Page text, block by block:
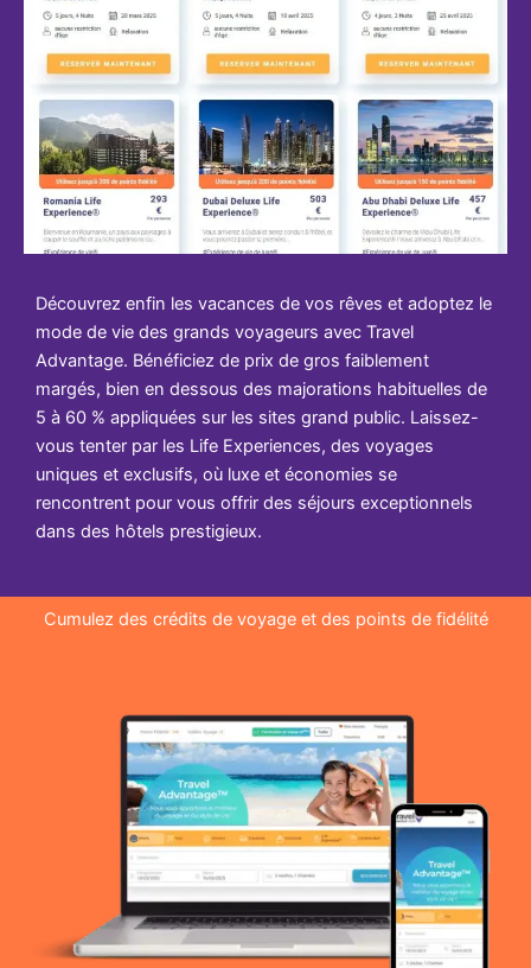
Découvrez enfin les vacances de vos rêves et adoptez le
mode de vie des grands voyageurs avec Travel
Advantage. Bénéficiez de prix de gros faiblement
margés, bien en dessous des majorations habituelles de
5 à 60 % appliquées sur les sites grand public. Laissez-
vous tenter par les Life Experiences, des voyages
uniques et exclusifs, où luxe et économies se
rencontrent pour vous offrir des séjours exceptionnels
dans des hôtels prestigieux.
Cumulez des crédits de voyage et des points de fidélité